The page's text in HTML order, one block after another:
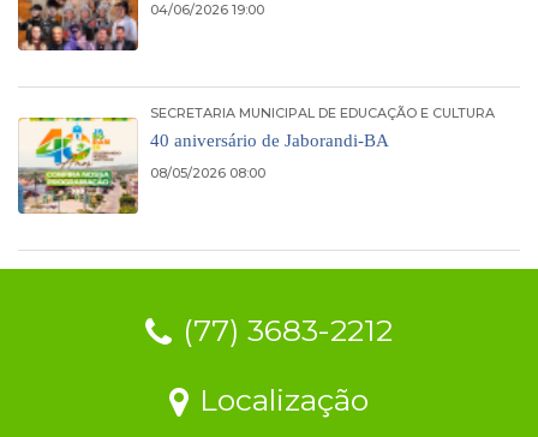
04/06/2026 19:00
SECRETARIA MUNICIPAL DE EDUCAÇÃO E CULTURA
40 aniversário de Jaborandi-BA
08/05/2026 08:00
(77) 3683-2212
Localização